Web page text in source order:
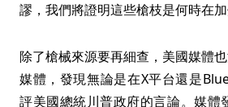
謬，我們將證明這些槍枝是何時在加
除了槍械來源要再細查，美國媒體
媒體，發現無論是在X平台還是
評美國總統川普政府的言論。媒體